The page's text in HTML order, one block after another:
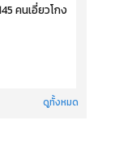
คนเอี่ยวโกง
ดูทั้งหมด